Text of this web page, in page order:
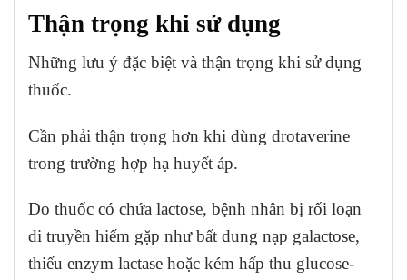
Thận trọng khi sử dụng
Những lưu ý đặc biệt và thận trọng khi sử dụng
thuốc.
Cần phải thận trọng hơn khi dùng drotaverine
trong trường hợp hạ huyết áp.
Do thuốc có chứa lactose, bệnh nhân bị rối loạn
di truyền hiếm gặp như bất dung nạp galactose,
thiếu enzym lactase hoặc kém hấp thu glucose-